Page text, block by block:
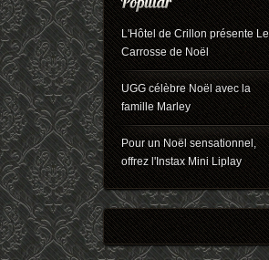
L'Hôtel de Crillon présente Le
Carrosse de Noël
UGG célèbre Noël avec la
famille Marley
Pour un Noël sensationnel,
offrez l'Instax Mini Liplay